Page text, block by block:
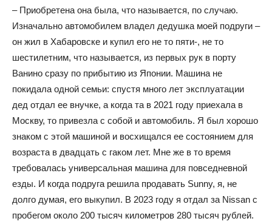
– Приобретена она была, что называется, по случаю.
Изначально автомобилем владел дедушка моей подруги –
он жил в Хабаровске и купил его не то пяти-, не то
шестилетним, что называется, из первых рук в порту
Ванино сразу по прибытию из Японии. Машина не
покидала одной семьи: спустя много лет эксплуатации
дед отдал ее внучке, а когда та в 2021 году приехала в
Москву, то привезла с собой и автомобиль. Я был хорошо
знаком с этой машиной и восхищался ее состоянием для
возраста в двадцать с гаком лет. Мне же в то время
требовалась универсальная машина для повседневной
езды. И когда подруга решила продавать Sunny, я, не
долго думая, его выкупил. В 2023 году я отдал за Nissan с
пробегом около 200 тысяч километров 280 тысяч рублей.